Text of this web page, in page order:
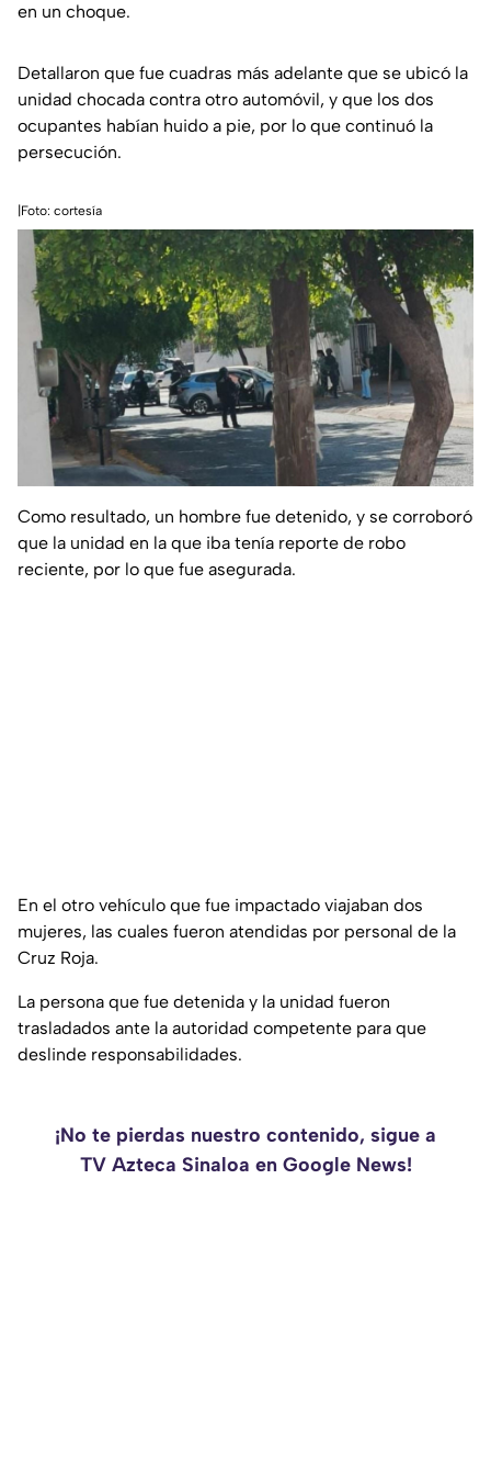
en un choque.
Detallaron que fue cuadras más adelante que se ubicó la
unidad chocada contra otro automóvil, y que los dos
ocupantes habían huido a pie, por lo que continuó la
persecución.
|Foto: cortesía
Como resultado, un hombre fue detenido, y se corroboró
que la unidad en la que iba tenía reporte de robo
reciente, por lo que fue asegurada.
En el otro vehículo que fue impactado viajaban dos
mujeres, las cuales fueron atendidas por personal de la
Cruz Roja.
La persona que fue detenida y la unidad fueron
trasladados ante la autoridad competente para que
deslinde responsabilidades.
¡No te pierdas nuestro contenido, sigue a
TV Azteca Sinaloa en Google News!